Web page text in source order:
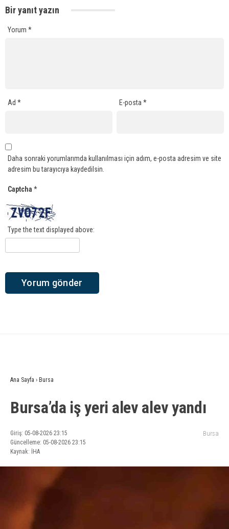
Bir yanıt yazın
Yorum *
Ad * E-posta*
Daha sonraki yorumlarımda kullanılması için adım, e-posta adresim ve site
adresim bu tarayıcıya kaydedilsin.
Captcha *
Type the text displayed above:
Ana Sayfa › Bursa
Bursa’da iş yeri alev alev yandı
Giriş: 05-08-2026 23:15
Güncelleme: 05-08-2026 23:15
Kaynak: İHA
Bursa